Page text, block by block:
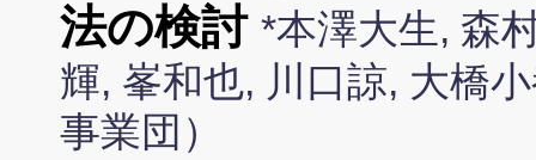
法の検討 *本澤大生, 森
輝, 峯和也, 川口諒, 大橋
事業団）